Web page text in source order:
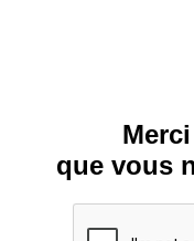
que vous